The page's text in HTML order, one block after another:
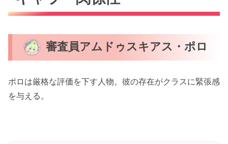
審査員アムドゥスキアス・ポロ
ポロは厳格な評価を下す人物。彼の存在がクラスに緊張感
を与える。